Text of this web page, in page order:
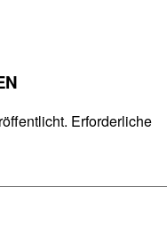
Erforderliche